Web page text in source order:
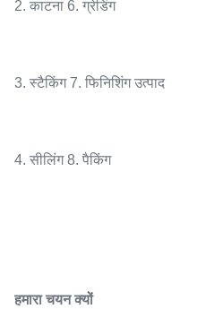
2. काटना 6. ग्रेडिंग
3. स्टैकिंग 7. फिनिशिंग उत्पाद
4. सीलिंग 8. पैकिंग
हमारा चयन क्यों